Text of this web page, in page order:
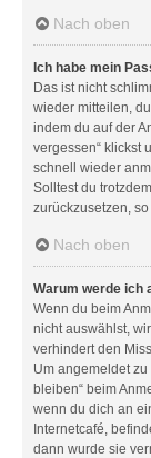
Nach oben
Ich habe mein
Das ist nicht
wieder mitteilen,
indem du auf der
vergessen“ klickst
schnell wieder
Solltest du
zurückzusetzen,
Nach oben
Warum werde ich
Wenn du beim
nicht auswählst,
verhindert den
Um angemeldet
bleiben“ beim
wenn du dich an
Internetcafé,
dann wurde sie